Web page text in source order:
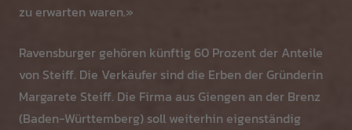
zu erwarten waren.»
Ravensburger gehören künftig 60 Prozent der Anteile
von Steiff. Die Verkäufer sind die Erben der Gründerin
Margarete Steiff. Die Firma aus Giengen an der Brenz
(Baden-Württemberg) soll weiterhin eigenständig